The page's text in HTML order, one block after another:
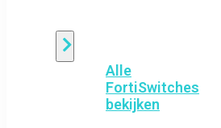
Alle
FortiSwitches
bekijken